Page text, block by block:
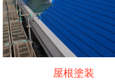
屋根塗装